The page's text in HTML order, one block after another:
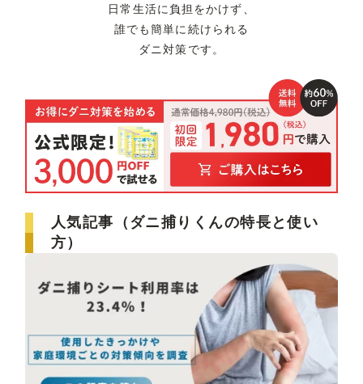
日常生活に負担をかけず、
誰でも簡単に続けられる
ダニ対策です。
人気記事（ダニ捕りくんの特長と使い
方）